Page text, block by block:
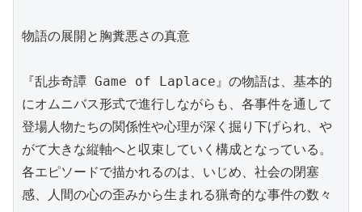
物語の展開と胸糞悪さの真意
『乱歩奇譚 Game of Laplace』の物語は、基本的
にオムニバス形式で進行しながらも、各事件を通して
登場人物たちの関係性や心理が深く掘り下げられ、や
がて大きな縦軸へと収束していく構成となっている。
各エピソードで描かれるのは、いじめ、社会の閉塞
感、人間の心の歪みから生まれる猟奇的な事件の数々